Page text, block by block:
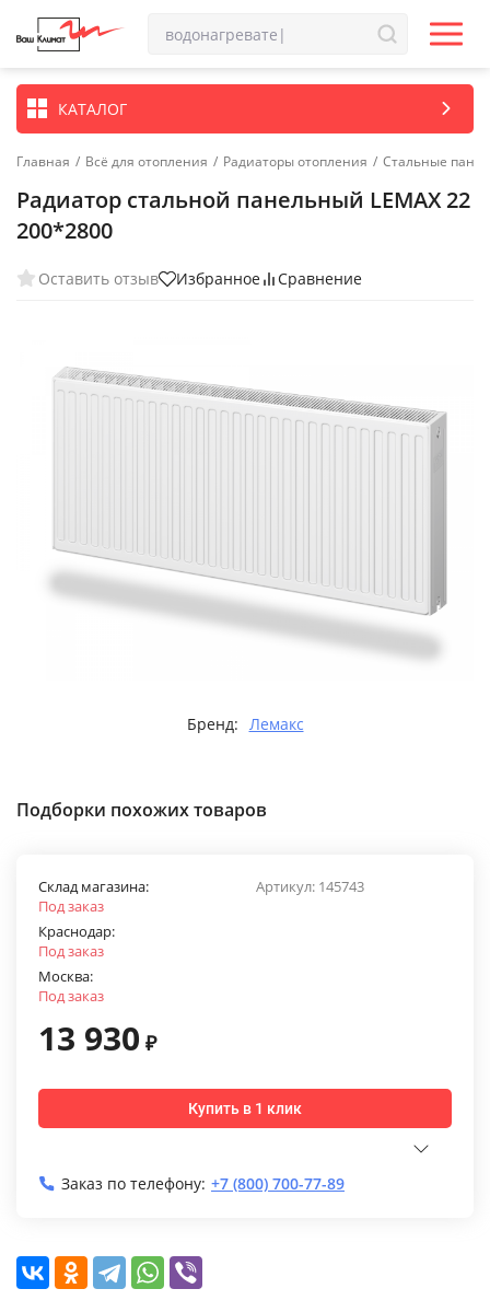
КАТАЛОГ
Главная / Всё для отопления / Радиаторы отопления / Стальные
Радиатор стальной панельный LEMAX 22
200*2800
Оставить отзыв Избранное Сравнение
Бренд: Лемакс
Подборки похожих товаров
Артикул: 145743
Склад магазина:
Под заказ
Краснодар:
Под заказ
Москва:
Под заказ
13 930 ₽
Купить в 1 клик
Заказ по телефону: +7 (800) 700-77-89